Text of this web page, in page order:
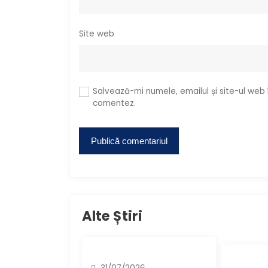
e
Site web
Salvează-mi numele, emailul și site-ul
comentez.
Alte Știri